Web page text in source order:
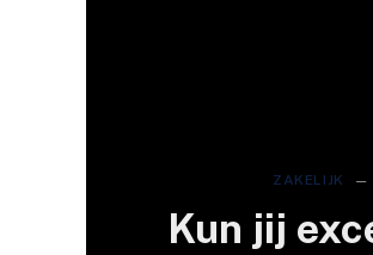
ZAKELIJK
Kun jij